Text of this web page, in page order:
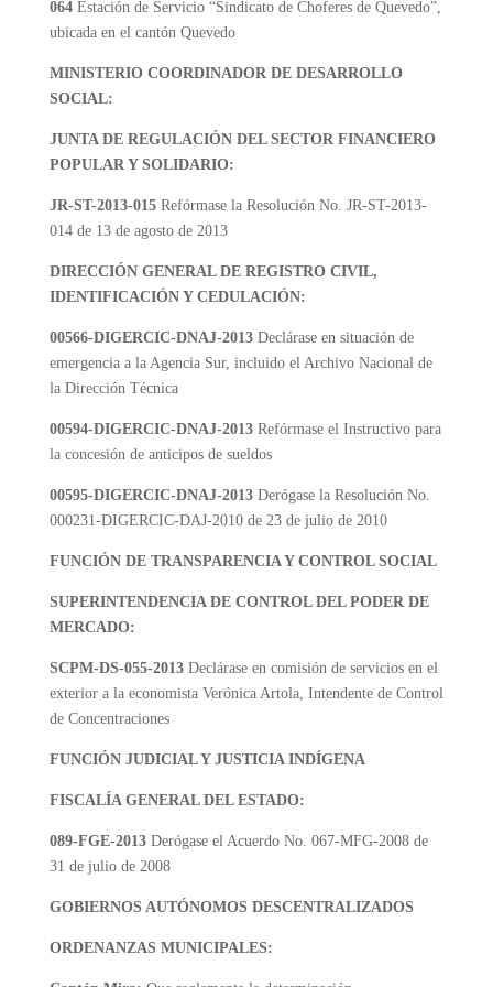
064 Estación de Servicio “Sindicato de Choferes de Quevedo”,
ubicada en el cantón Quevedo
MINISTERIO COORDINADOR DE DESARROLLO
SOCIAL:
JUNTA DE REGULACIÓN DEL SECTOR FINANCIERO
POPULAR Y SOLIDARIO:
JR-ST-2013-015Refórmase la Resolución No. JR-ST-2013-
014 de 13 de agosto de 2013
DIRECCIÓN GENERAL DE REGISTRO CIVIL,
IDENTIFICACIÓN Y CEDULACIÓN:
00566-DIGERCIC-DNAJ-2013Declárase en situación de
emergencia a la Agencia Sur, incluido el Archivo Nacional de
la Dirección Técnica
00594-DIGERCIC-DNAJ-2013 Refórmase el Instructivo para
la concesión de anticipos de sueldos
00595-DIGERCIC-DNAJ-2013 Derógase la Resolución No.
000231-DIGERCIC-DAJ-2010 de 23 de julio de 2010
FUNCIÓN DE TRANSPARENCIA Y CONTROL SOCIAL
SUPERINTENDENCIA DE CONTROL DEL PODER DE
MERCADO:
SCPM-DS-055-2013 Declárase en comisión de servicios en el
exterior a la economista Verónica Artola, Intendente de Control
de Concentraciones
FUNCIÓN JUDICIAL Y JUSTICIA INDÍGENA
FISCALÍA GENERAL DEL ESTADO:
089-FGE-2013 Derógase el Acuerdo No. 067-MFG-2008 de
31 de julio de 2008
GOBIERNOS AUTÓNOMOS DESCENTRALIZADOS
ORDENANZAS MUNICIPALES: